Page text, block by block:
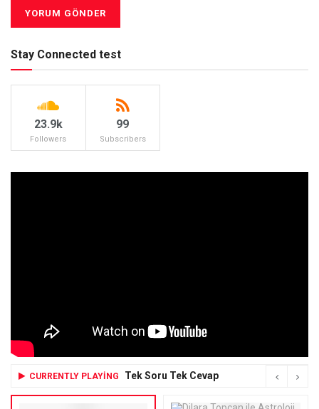
Stay Connected test
23.9k
Followers
99
Subscribers
CURRENTLY PLAYING Tek Soru Tek Cevap